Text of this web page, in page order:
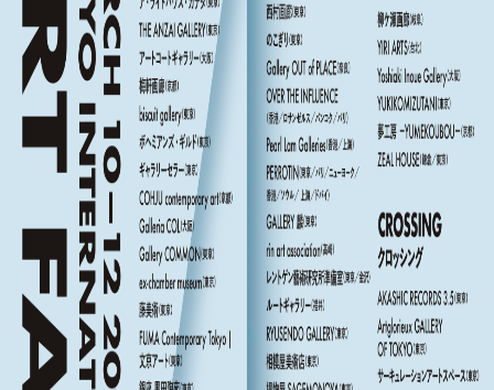
HORIZON
COSMOS
OTHER
INSTALLATION VIEW
BIOGRAPHY
PUBLICATIONS